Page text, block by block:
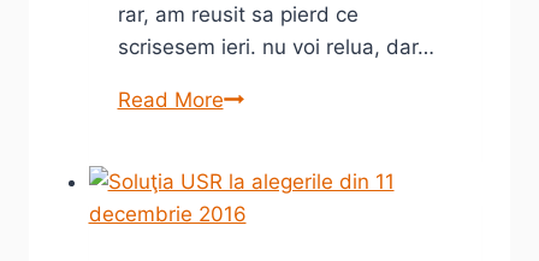
rar, am reusit sa pierd ce
scrisesem ieri. nu voi relua, dar…
Read MoreCandidati
candidatii
din